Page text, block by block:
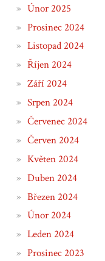
Únor 2025
Prosinec 2024
Listopad 2024
Říjen 2024
Září 2024
Srpen 2024
Červenec 2024
Červen 2024
Květen 2024
Duben 2024
Březen 2024
Únor 2024
Leden 2024
Prosinec 2023